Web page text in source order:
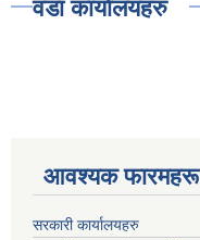
वडा कार्यालयहरु
आवश्यक फारमहरू
सरकारी कार्यालयहरु